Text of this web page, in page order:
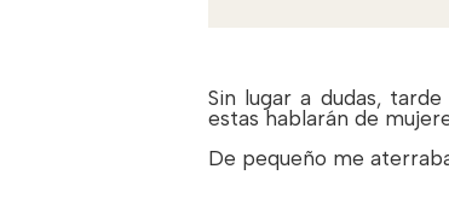
Sin lugar a dudas,
estas hablarán de
De pequeño me